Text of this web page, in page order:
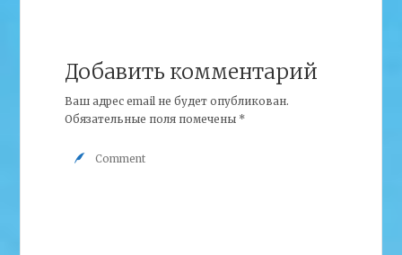
Добавить комментарий
Ваш адрес email не будет опубликован.
Обязательные поля помечены *